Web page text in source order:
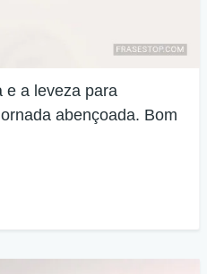
e a leveza para
abençoada. Bom